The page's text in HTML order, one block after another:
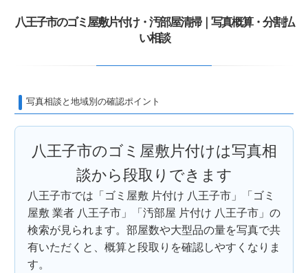
八王子市のゴミ屋敷片付け・汚部屋清掃｜写真概算・分割払
い相談
写真相談と地域別の確認ポイント
八王子市のゴミ屋敷片付けは写真相
談から段取りできます
八王子市では「ゴミ屋敷 片付け 八王子市」「ゴミ
屋敷 業者 八王子市」「汚部屋 片付け 八王子市」の
検索が見られます。部屋数や大型品の量を写真で共
有いただくと、概算と段取りを確認しやすくなりま
す。